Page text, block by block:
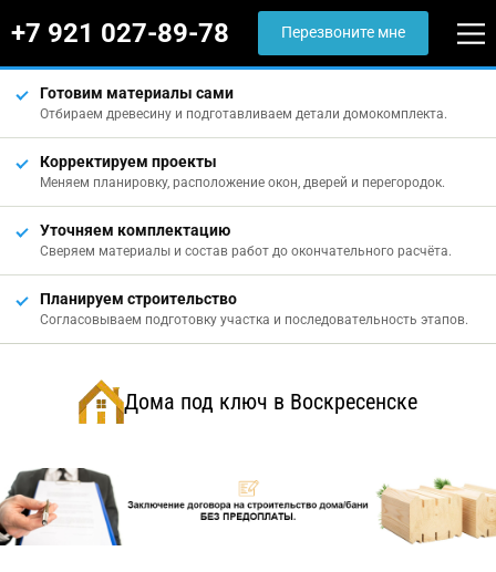
+7 921 027-89-78 Перезвоните мне
Готовим материалы сами
Отбираем древесину и подготавливаем детали домокомплекта.
Корректируем проекты
Меняем планировку, расположение окон, дверей и перегородок.
Уточняем комплектацию
Сверяем материалы и состав работ до окончательного расчёта.
Планируем строительство
Согласовываем подготовку участка и последовательность этапов.
Дома под ключ в Воскресенске